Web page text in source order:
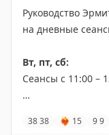
Руководство
на дневные
Вт, пт, сб:
Сеансы с 11:00 –
Сеансы с 11:00 –
3838 ❤‍🔥 15 99